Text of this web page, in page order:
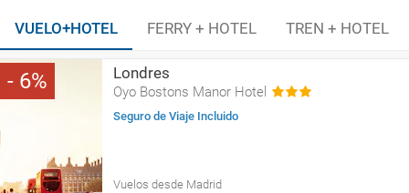
VUELO+HOTEL FERRY + HOTEL TREN + HOTEL
6 Londres
Oyo Bostons Manor Hotel
Seguro de Viaje Incluido
Vuelos desde Madrid